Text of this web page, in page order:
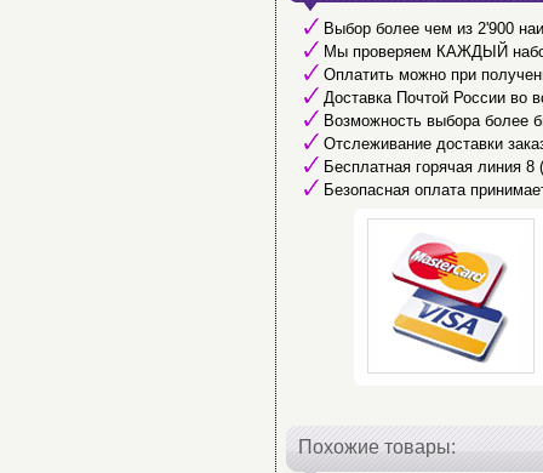
Выбор более чем из 2'900
Мы проверяем КАЖДЫЙ набор
Оплатить можно при
Доставка Почтой России во
Возможность выбора более
Отслеживание доставки
Бесплатная горячая линия
Безопасная оплата
Похожие товары: